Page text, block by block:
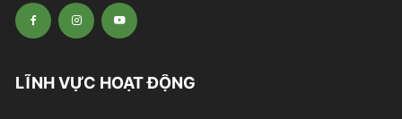
LĨNH VỰC HOẠT ĐỘNG